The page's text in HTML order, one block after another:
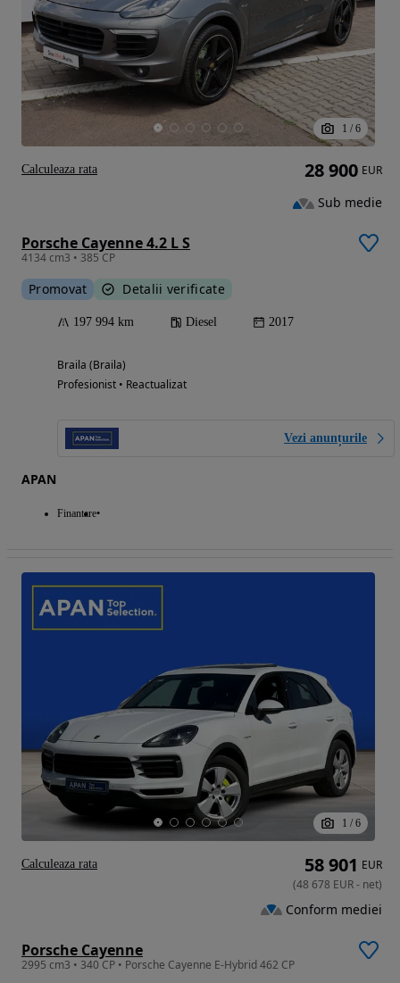
1 / 6
Porsche Cayenne 4.2 L S
4134 cm3 • 385 CP
Promovat Detalii verificate
197 994 km Diesel 2017
Braila (Braila)
Profesionist • Reactualizat
Vezi anunțurile
APAN
Finantare
28 900 EUR
Sub medie
Calculeaza rata
1 / 6
Porsche Cayenne
2995 cm3 • 340 CP • Porsche Cayenne E-Hybrid 462 CP
58 901 EUR
(48 678 EUR- net)
Conform mediei
Calculeaza rata